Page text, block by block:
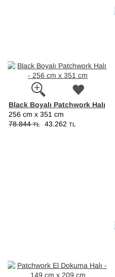
Black Boyalı Patchwork Halı
256 cm x 351 cm
78.844TL 43.262 TL